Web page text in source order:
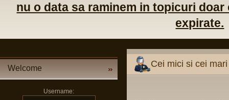
nu o data sa raminem in topicuri
expirate.
Welcome
Username:
Cei mici si cei mari